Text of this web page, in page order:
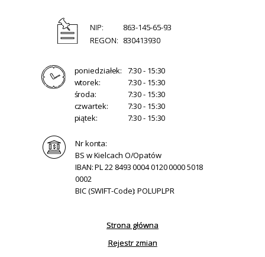
NIP:
863-145-65-93
REGON: 830413930
poniedziałek:
7:30 - 15:30
wtorek:
7:30 - 15:30
środa:
7:30 - 15:30
czwartek:
7:30 - 15:30
piątek:
7:30 - 15:30
Nr konta:
BS w Kielcach O/Opatów
IBAN: PL 22 8493 0004 0120 0000 5018
0002
BIC (SWIFT-Code): POLUPLPR
Strona główna
Rejestr zmian